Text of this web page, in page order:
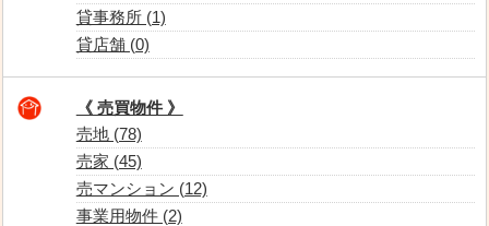
貸事務所 (1)
貸店舗 (0)
《 売買物件 》
売地 (78)
売家 (45)
売マンション (12)
事業用物件 (2)